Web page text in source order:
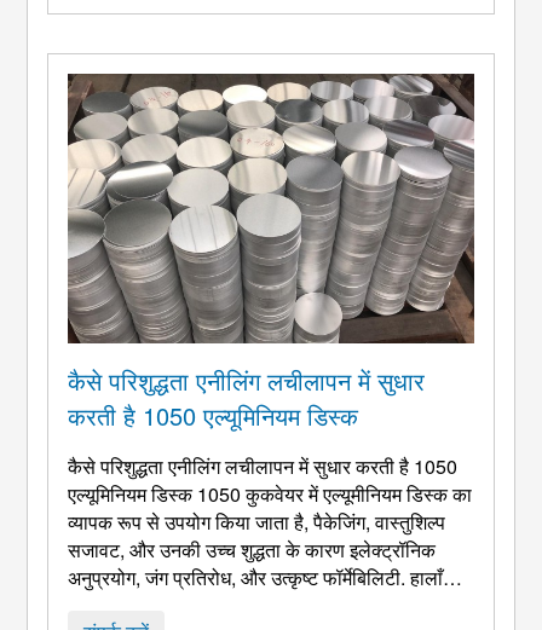
कैसे परिशुद्धता एनीलिंग लचीलापन में सुधार
करती है 1050 एल्यूमिनियम डिस्क
कैसे परिशुद्धता एनीलिंग लचीलापन में सुधार करती है 1050
एल्यूमिनियम डिस्क 1050 कुकवेयर में एल्यूमीनियम डिस्क का
व्यापक रूप से उपयोग किया जाता है, पैकेजिंग, वास्तुशिल्प
सजावट, और उनकी उच्च शुद्धता के कारण इलेक्ट्रॉनिक
अनुप्रयोग, जंग प्रतिरोध, और उत्कृष्ट फॉर्मेबिलिटी. हालाँकि,